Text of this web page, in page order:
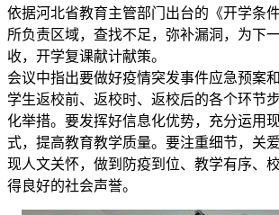
依据河北省教育主管部门出台的《开学条
所负责区域，查找不足，弥补漏洞，为下
收，开学复课献计献策。
会议中指出要做好疫情突发事件应急预案
学生返校前、返校时、返校后的各个环节
化举措。要发挥好信息化优势，充分运用
式，提高教育教学质量。要注重细节，关
现人文关怀，做到防疫到位、教学有序、
得良好的社会声誉。